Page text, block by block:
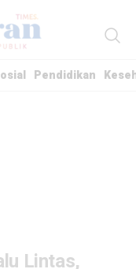
Pendidikan
Lintas,